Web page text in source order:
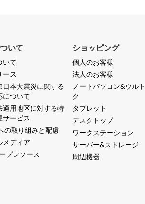
いて
いて
ース
日本大震災に関する
について
適用地区に対する特
サービス
の取り組みと配慮
メディア
プンソース
ショッピング
個人のお客様
法人のお客様
ノートパソコン&ウル
ク
タブレット
デスクトップ
ワークステーション
サーバー&ストレージ
周辺機器